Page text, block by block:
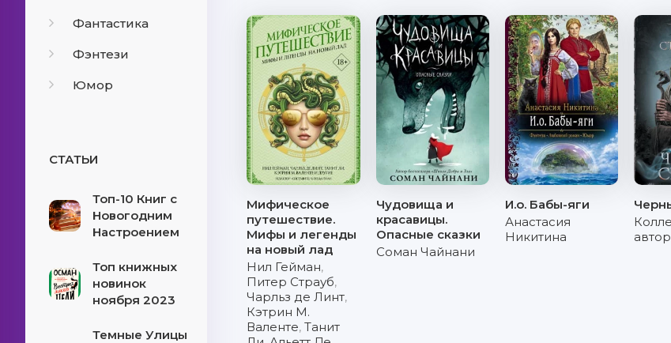
Фантастика
Фэнтези
Юмор
СТАТЬИ
Топ-10 Книг с
Новогодним
Настроением
Топ книжных
новинок
ноября 2023
Темные Улицы
Мифическое
путешествие.
Мифы и легенды
на новый лад
Нил Гейман,
Питер Страуб,
Чарльз де Линт,
Кэтрин М.
Валенте,Танит
Чудовища и
красавицы.
Опасные сказки
Соман Чайнани
И.о. Бабы-яги
Анастасия
Никитина